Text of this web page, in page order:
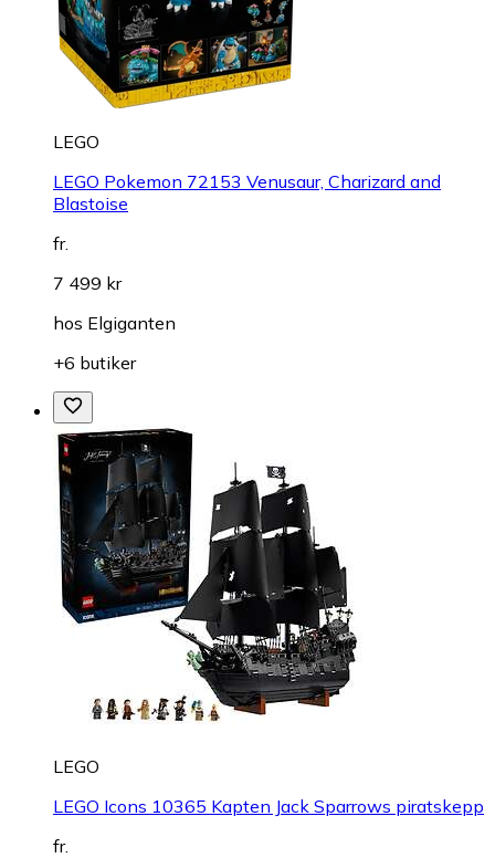
LEGO
LEGO Pokemon 72153 Venusaur, Charizard and
Blastoise
fr.
7 499 kr
hos Elgiganten
+6 butiker
LEGO
LEGO Icons 10365 Kapten Jack Sparrows piratskepp
fr.